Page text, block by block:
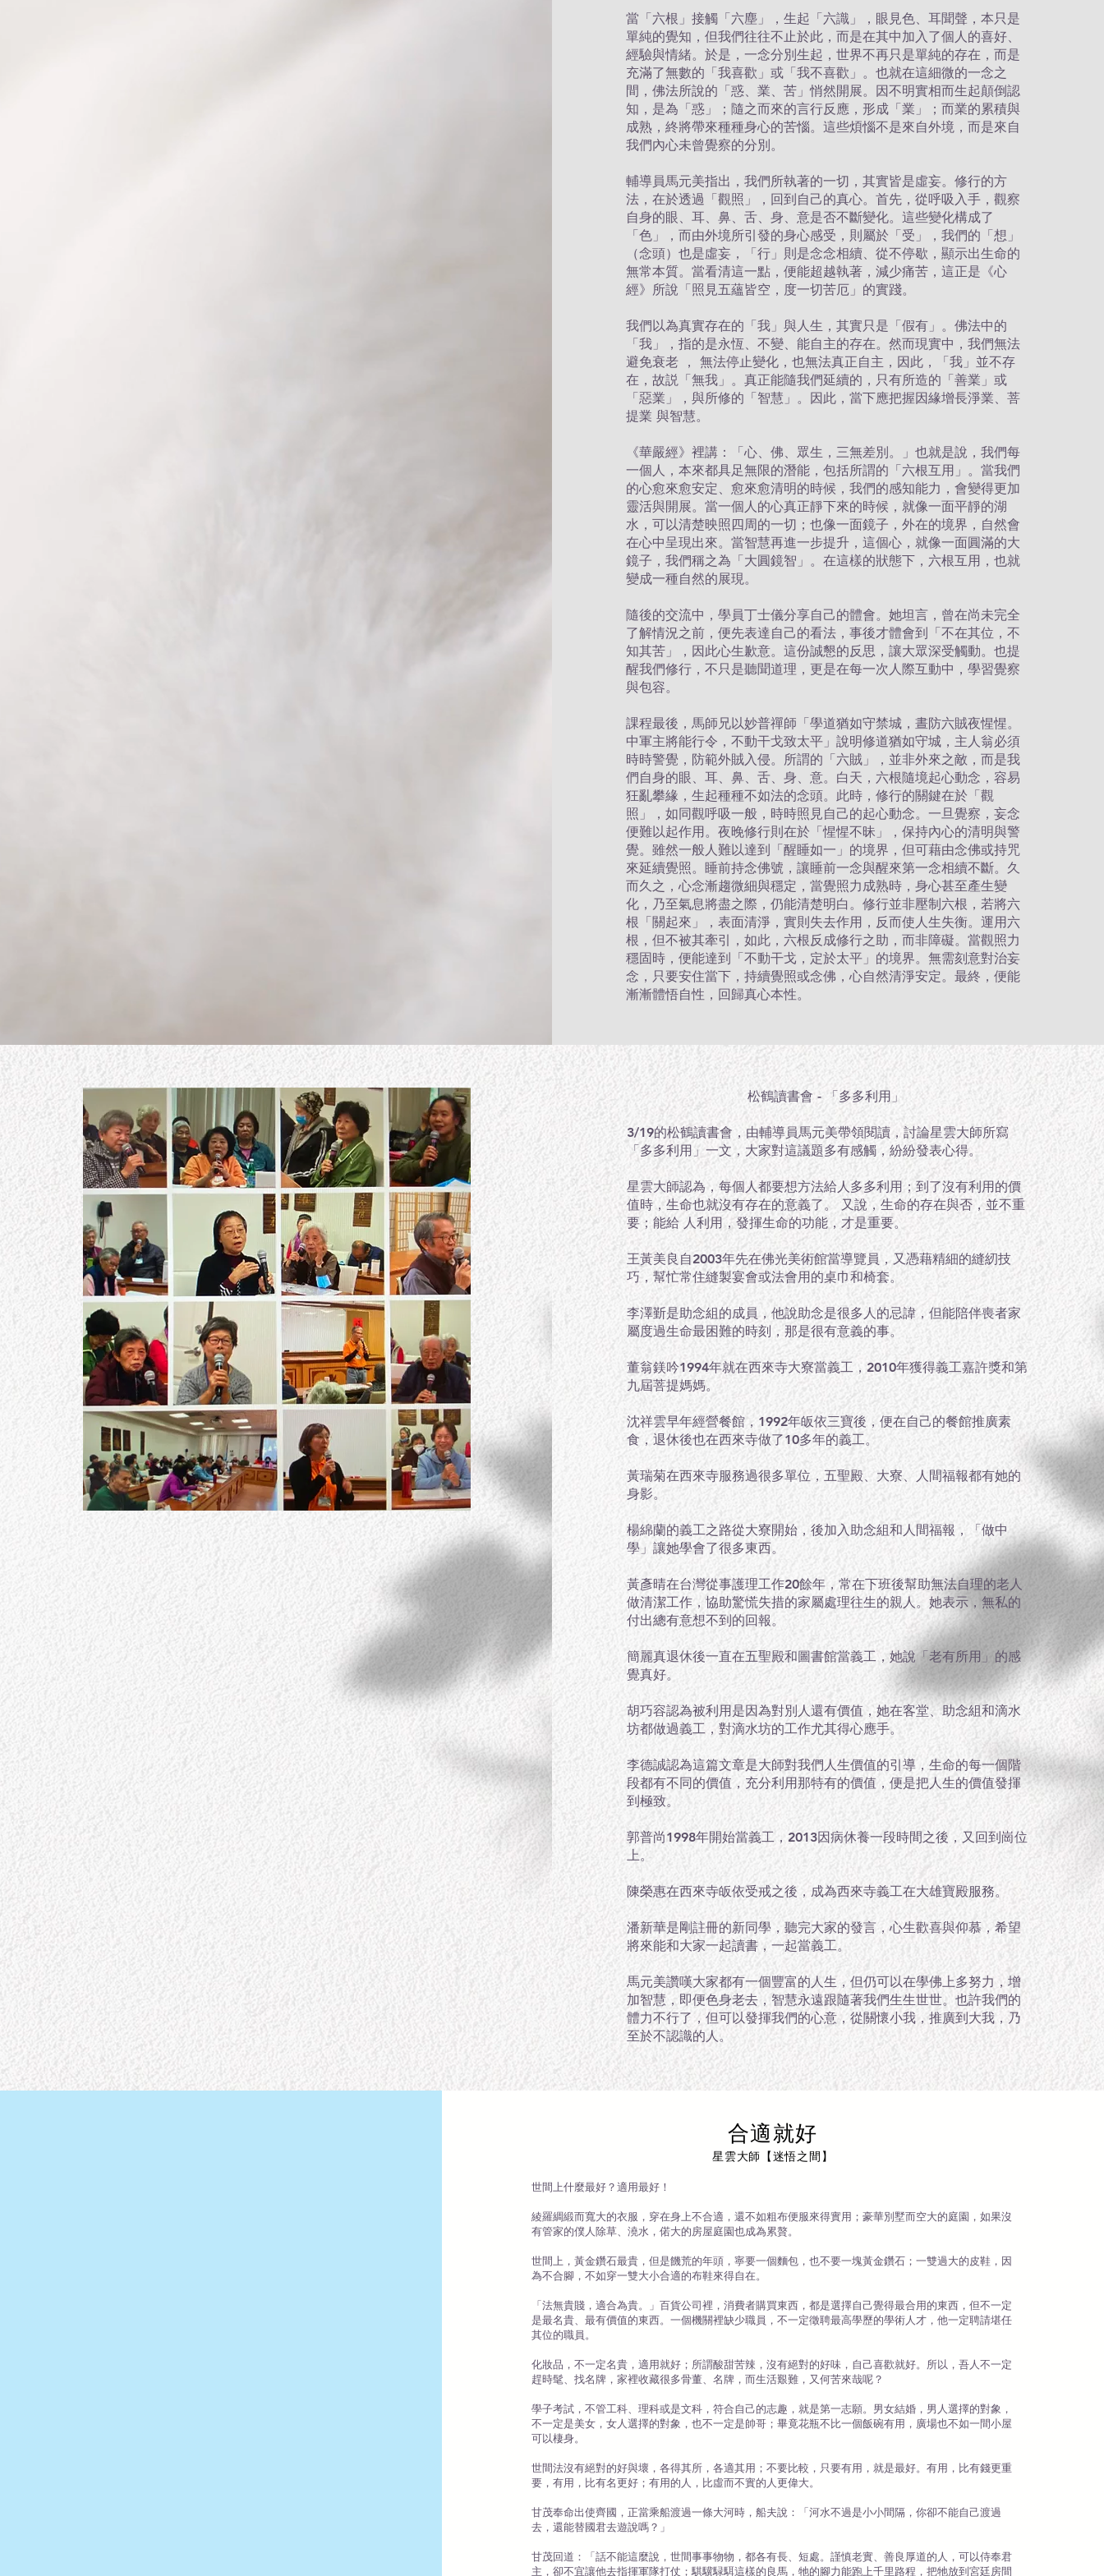
當「六根」接觸「六塵」，生起「六識」，眼見色、耳聞聲，本只是
單純的覺知，但我們往往不止於此，而是在其中加入了個人的喜好、
經驗與情緒。於是，一念分別生起，世界不再只是單純的存在，而是
充滿了無數的「我喜歡」或「我不喜歡」。也就在這細微的一念之
間，佛法所說的「惑、業、苦」悄然開展。因不明實相而生起顛倒認
知，是為「惑」；隨之而來的言行反應，形成「業」；而業的累積與
成熟，終將帶來種種身心的苦惱。這些煩惱不是來自外境，而是來自
我們內心未曾覺察的分別。
輔導員馬元美指出，我們所執著的一切，其實皆是虛妄。修行的方
法，在於透過「觀照」，回到自己的真心。首先，從呼吸入手，觀察
自身的眼、耳、鼻、舌、身、意是否不斷變化。這些變化構成了
「色」，而由外境所引發的身心感受，則屬於「受」，我們的「想」
（念頭）也是虛妄，「行」則是念念相續、從不停歇，顯示出生命的
無常本質。當看清這一點，便能超越執著，減少痛苦，這正是《心
經》所說「照見五蘊皆空，度一切苦厄」的實踐。
我們以為真實存在的「我」與人生，其實只是「假有」。佛法中的
「我」，指的是永恆、不變、能自主的存在。然而現實中，我們無法
避免衰老 ， 無法停止變化，也無法真正自主，因此，「我」並不存
在，故説「無我」。真正能隨我們延續的，只有所造的「善業」或
「惡業」，與所修的「智慧」。因此，當下應把握因緣增長淨業、菩
提業 與智慧。
《華嚴經》裡講：「心、佛、眾生，三無差別。」也就是說，我們每
一個人，本來都具足無限的潛能，包括所謂的「六根互用」。當我們
的心愈來愈安定、愈來愈清明的時候，我們的感知能力，會變得更加
靈活與開展。當一個人的心真正靜下來的時候，就像一面平靜的湖
水，可以清楚映照四周的一切；也像一面鏡子，外在的境界，自然會
在心中呈現出來。當智慧再進一步提升，這個心，就像一面圓滿的大
鏡子，我們稱之為「大圓鏡智」。在這樣的狀態下，六根互用，也就
變成一種自然的展現。
隨後的交流中，學員丁士儀分享自己的體會。她坦言，曾在尚未完全
了解情況之前，便先表達自己的看法，事後才體會到「不在其位，不
知其苦」，因此心生歉意。這份誠懇的反思，讓大眾深受觸動。也提
醒我們修行，不只是聽聞道理，更是在每一次人際互動中，學習覺察
與包容。
課程最後，馬師兄以妙普禪師「學道猶如守禁城，晝防六賊夜惺惺。
中軍主將能行令，不動干戈致太平」說明修道猶如守城，主人翁必須
時時警覺，防範外賊入侵。所謂的「六賊」，並非外來之敵，而是我
們自身的眼、耳、鼻、舌、身、意。白天，六根隨境起心動念，容易
狂亂攀緣，生起種種不如法的念頭。此時，修行的關鍵在於「觀
照」，如同觀呼吸一般，時時照見自己的起心動念。一旦覺察，妄念
便難以起作用。夜晚修行則在於「惺惺不昧」，保持內心的清明與警
覺。雖然一般人難以達到「醒睡如一」的境界，但可藉由念佛或持咒
來延續覺照。睡前持念佛號，讓睡前一念與醒來第一念相續不斷。久
而久之，心念漸趨微細與穩定，當覺照力成熟時，身心甚至產生變
化，乃至氣息將盡之際，仍能清楚明白。修行並非壓制六根，若將六
根「關起來」，表面清淨，實則失去作用，反而使人生失衡。運用六
根，但不被其牽引，如此，六根反成修行之助，而非障礙。當觀照力
穩固時，便能達到「不動干戈，定於太平」的境界。無需刻意對治妄
念，只要安住當下，持續覺照或念佛，心自然清淨安定。最終，便能
漸漸體悟自性，回歸真心本性。
松鶴讀書會 - 「多多利用」
3/19的松鶴讀書會，由輔導員馬元美帶領閱讀，討論星雲大師所寫
「多多利用」一文，大家對這議題多有感觸，紛紛發表心得。
星雲大師認為，每個人都要想方法給人多多利用；到了沒有利用的價
值時，生命也就沒有存在的意義了。 又說，生命的存在與否，並不重
要；能給 人利用，發揮生命的功能，才是重要。
王黃美良自2003年先在佛光美術館當導覽員，又憑藉精細的縫紉技
巧，幫忙常住縫製宴會或法會用的桌巾和椅套。
李澤斳是助念組的成員，他說助念是很多人的忌諱，但能陪伴喪者家
屬度過生命最困難的時刻，那是很有意義的事。
董翁鎂吟1994年就在西來寺大寮當義工，2010年獲得義工嘉許獎和第
九屆菩提媽媽。
沈祥雲早年經營餐館，1992年皈依三寶後，便在自己的餐館推廣素
食，退休後也在西來寺做了10多年的義工。
黃瑞菊在西來寺服務過很多單位，五聖殿、大寮、人間福報都有她的
身影。
楊綿蘭的義工之路從大寮開始，後加入助念組和人間福報，「做中
學」讓她學會了很多東西。
黃彥晴在台灣從事護理工作20餘年，常在下班後幫助無法自理的老人
做清潔工作，協助驚慌失措的家屬處理往生的親人。她表示，無私的
付出總有意想不到的回報。
簡麗真退休後一直在五聖殿和圖書館當義工，她說「老有所用」的感
覺真好。
胡巧容認為被利用是因為對別人還有價值，她在客堂、助念組和滴水
坊都做過義工，對滴水坊的工作尤其得心應手。
李德誠認為這篇文章是大師對我們人生價值的引導，生命的每一個階
段都有不同的價值，充分利用那特有的價值，便是把人生的價值發揮
到極致。
郭普尚1998年開始當義工，2013因病休養一段時間之後，又回到崗位
上。
陳榮惠在西來寺皈依受戒之後，成為西來寺義工在大雄寶殿服務。
潘新華是剛註冊的新同學，聽完大家的發言，心生歡喜與仰慕，希望
將來能和大家一起讀書，一起當義工。
馬元美讚嘆大家都有一個豐富的人生，但仍可以在學佛上多努力，增
加智慧，即便色身老去，智慧永遠跟隨著我們生生世世。也許我們的
體力不行了，但可以發揮我們的心意，從關懷小我，推廣到大我，乃
至於不認識的人。
合適就好
星雲大師【迷悟之間】
世間上什麼最好？適用最好！
綾羅綢緞而寬大的衣服，穿在身上不合適，還不如粗布便服來得實用；豪華別墅而空大的庭園，如果沒
有管家的僕人除草、澆水，偌大的房屋庭園也成為累贅。
世間上，黃金鑽石最貴，但是饑荒的年頭，寧要一個麵包，也不要一塊黃金鑽石；一雙過大的皮鞋，因
為不合腳，不如穿一雙大小合適的布鞋來得自在。
「法無貴賤，適合為貴。」百貨公司裡，消費者購買東西，都是選擇自己覺得最合用的東西，但不一定
是最名貴、最有價值的東西。一個機關裡缺少職員，不一定徵聘最高學歷的學術人才，他一定聘請堪任
其位的職員。
化妝品，不一定名貴，適用就好；所謂酸甜苦辣，沒有絕對的好味，自己喜歡就好。所以，吾人不一定
趕時髦、找名牌，家裡收藏很多骨董、名牌，而生活艱難，又何苦來哉呢？
學子考試，不管工科、理科或是文科，符合自己的志趣，就是第一志願。男女結婚，男人選擇的對象，
不一定是美女，女人選擇的對象，也不一定是帥哥；畢竟花瓶不比一個飯碗有用，廣場也不如一間小屋
可以棲身。
世間法沒有絕對的好與壞，各得其所，各適其用；不要比較，只要有用，就是最好。有用，比有錢更重
要，有用，比有名更好；有用的人，比虛而不實的人更偉大。
甘茂奉命出使齊國，正當乘船渡過一條大河時，船夫說：「河水不過是小小間隔，你卻不能自己渡過
去，還能替國君去遊說嗎？」
甘茂回道：「話不能這麼說，世間事事物物，都各有長、短處。謹慎老實、善良厚道的人，可以侍奉君
主，卻不宜讓他去指揮軍隊打仗；騏驥騄駬這樣的良馬，牠的腳力能跑上千里路程，把牠放到宮廷房間